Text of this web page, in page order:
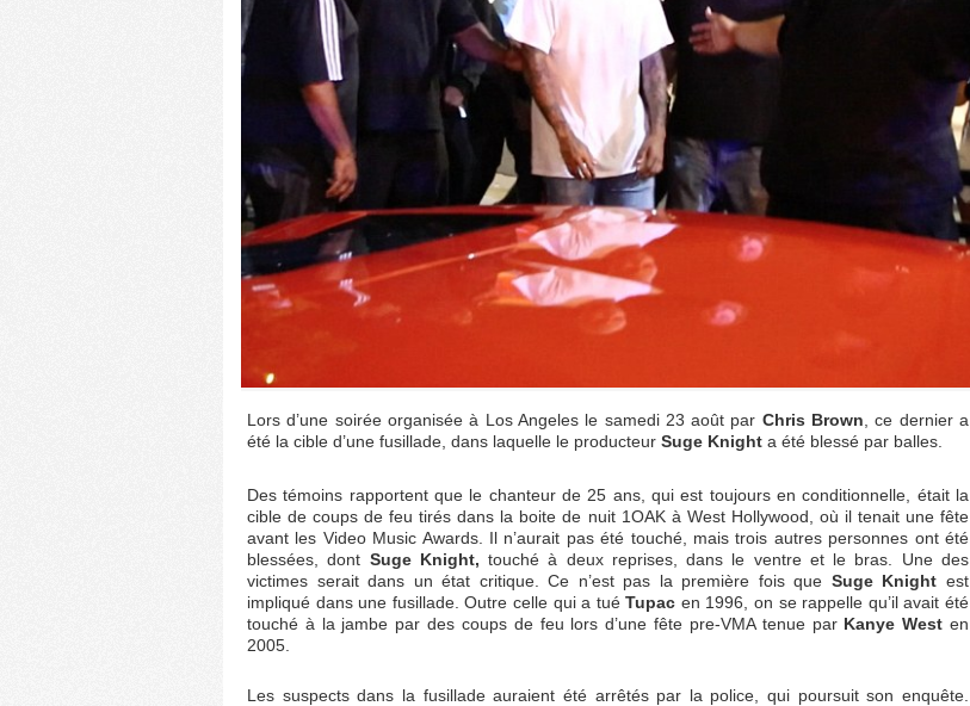
Lors d’une soirée organisée à Los Angeles le samedi 23 août par Chris Brown , ce dernier a
été la cible d’une fusillade, dans laquelle le producteur Suge Knight a été blessé par balles.
Des témoins rapportent que le chanteur de 25 ans, qui est toujours en conditionnelle, était la
cible de coups de feu tirés dans la boite de nuit 1OAK à West Hollywood, où il tenait une fête
avant les Video Music Awards. Il n’aurait pas été touché, mais trois autres personnes ont été
blessées, dont Suge Knight, touché à deux reprises, dans le ventre et le bras. Une des
victimes serait dans un état critique. Ce n’est pas la première fois que Suge Knight est
impliqué dans une fusillade. Outre celle qui a tuéTupac en 1996, on se rappelle qu’il avait été
touché à la jambe par des coups de feu lors d’une fête pre-VMA tenue par Kanye West en
2005.
Les suspects dans la fusillade auraient été arrêtés par la police, qui poursuit son enquête.